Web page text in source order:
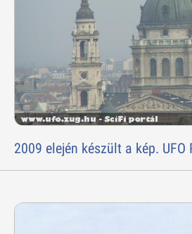
2009 elején készült a kép. UFO